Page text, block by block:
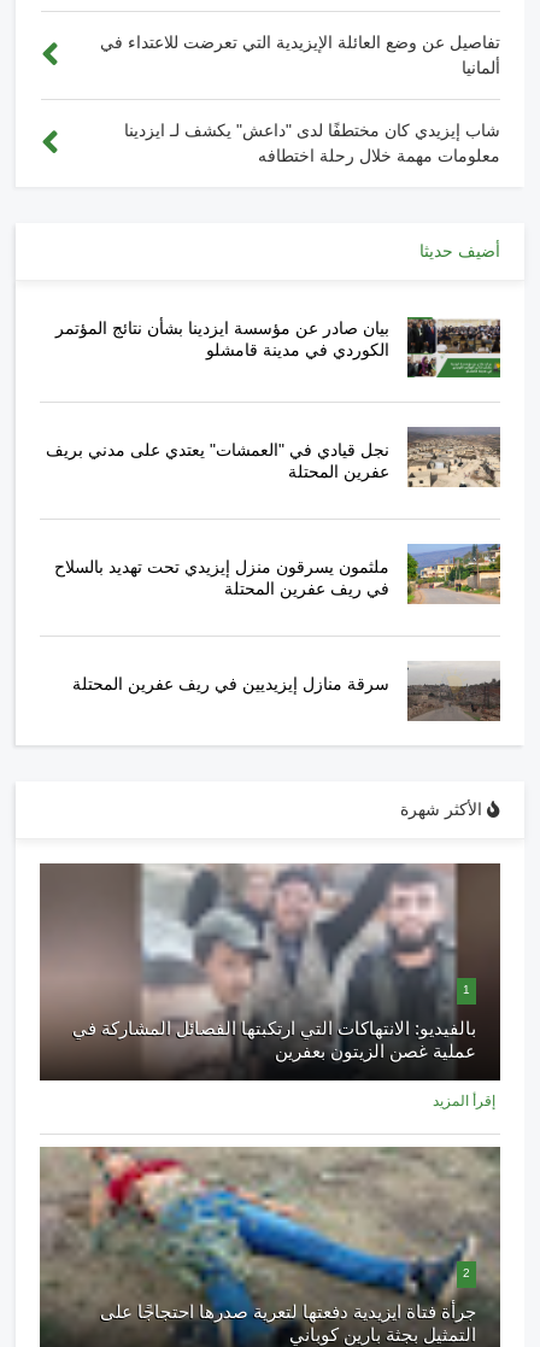
تفاصيل عن وضع العائلة الإيزيدية التي تعرضت للاعتداء في
ألمانيا
شاب إيزيدي كان مختطفًا لدى "داعش" يكشف لـ ايزدينا
معلومات مهمة خلال رحلة اختطافه
أضيف حديثا
بيان صادر عن مؤسسة ايزدينا بشأن نتائج المؤتمر
الكوردي في مدينة قامشلو
نجل قيادي في "العمشات" يعتدي على مدني بريف
عفرين المحتلة
ملثمون يسرقون منزل إيزيدي تحت تهديد بالسلاح
في ريف عفرين المحتلة
سرقة منازل إيزيديين في ريف عفرين المحتلة
الأكثر شهرة
1
بالفيديو: الانتهاكات التي ارتكبتها الفصائل المشاركة في
عملية غصن الزيتون بعفرين
إقرأ المزيد
2
جرأة فتاة ايزيدية دفعتها لتعرية صدرها احتجاجًا على
التمثيل بجثة بارين كوباني